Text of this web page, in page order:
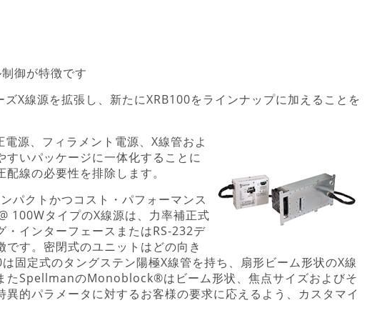
御が特徴です
線源を拡張し、新たにXRB100をラインナップに加えることを
源、フィラメント電源、X線管およ
いパッケージに一体化することに
線の必要性を排除します。
パクトかつコスト・パフォーマンス
100WタイプのX線源は、力率補正式
インターフェースまたはRS-232デ
す。密閉式のユニットはどの向き
固定式のタングステン陽極X線管を持ち、扇形ビーム形状のX線
たSpellmanのMonoblock®はビーム形状、焦点サイズおよびそ
的パラメータに対するお客様の要求に応えるよう、カスタマイ